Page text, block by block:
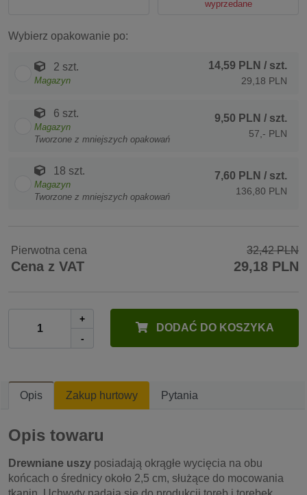
wyprzedane
Wybierz opakowanie po:
2 szt.
Magazyn
14,59 PLN / szt.
29,18 PLN
6 szt.
Magazyn
Tworzone z mniejszych opakowań
9,50 PLN / szt.
57,- PLN
18 szt.
Magazyn
Tworzone z mniejszych opakowań
7,60 PLN / szt.
136,80 PLN
Pierwotna cena 32,42 PLN
Cena z VAT 29,18 PLN
+
-
DODAĆ DO KOSZYKA
Opis Zakup hurtowy Pytania
Opis towaru
Drewniane uszy posiadają okrągłe wycięcia na obu
końcach o średnicy około 2,5 cm, służące do mocowania